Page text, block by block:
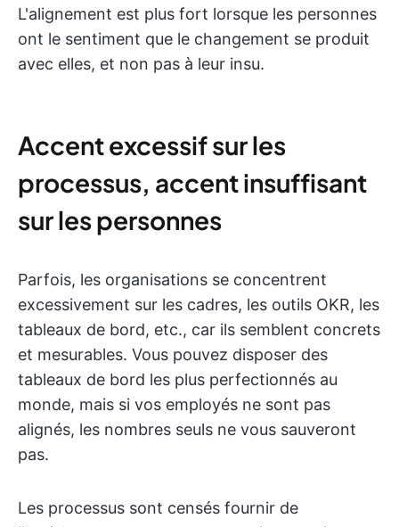
L'alignement est plus fort lorsque les personnes
ont le sentiment que le changement se produit
avec elles, et non pas à leur insu.
Accent excessif sur les
processus, accent insuffisant
sur les personnes
Parfois, les organisations se concentrent
excessivement sur les cadres, les outils OKR, les
tableaux de bord, etc., car ils semblent concrets
et mesurables. Vous pouvez disposer des
tableaux de bord les plus perfectionnés au
monde, mais si vos employés ne sont pas
alignés, les nombres seuls ne vous sauveront
pas.
Les processus sont censés fournir de